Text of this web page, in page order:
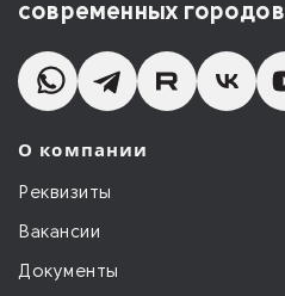
современных городов
О компании
Реквизиты
Вакансии
Документы